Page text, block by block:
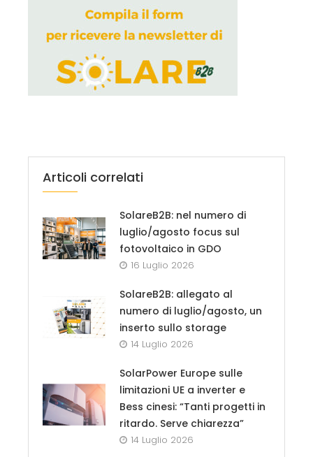
Articoli correlati
SolareB2B: nel numero di
luglio/agosto focus sul
fotovoltaico in GDO
16 Luglio 2026
SolareB2B: allegato al
numero di luglio/agosto, un
inserto sullo storage
14 Luglio 2026
SolarPower Europe sulle
limitazioni UE a inverter e
Bess cinesi: “Tanti progetti in
ritardo. Serve chiarezza”
14 Luglio 2026